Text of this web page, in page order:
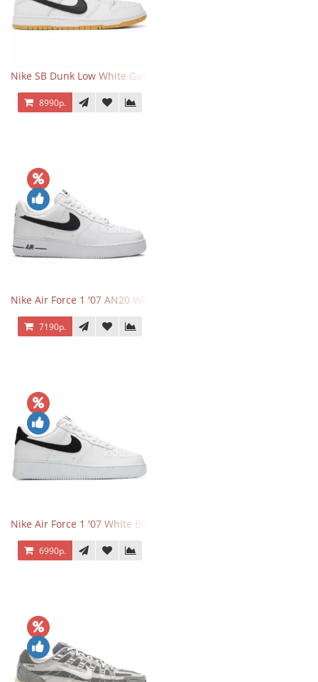
Nike SB Dunk Low White Gum
8990р.
Nike Air Force 1 '07 AN20 White Black
7190р.
Nike Air Force 1 '07 White Black
6990р.